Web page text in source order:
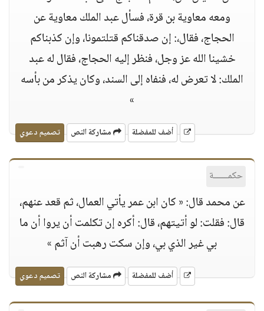
ومعه معاوية بن قرة، فسأل عبد الملك معاوية عن
الحجاج، فقال،: إن صدقناكم قتلتمونا، وإن كذبناكم
خشينا الله عز وجل، فنظر إليه الحجاج، فقال له عبد
الملك: لا تعرض له، فنفاه إلى السند، وكان يذكر من بأسه
»
أضف للمفضلة مشاركة النص تصميم دعوي
حكمــــــة
عن محمد قال: « كان ابن عمر يأتي العمال، ثم قعد عنهم،
قال: فقلت: لو أتيتهم، قال: أكره إن تكلمت أن يروا أن ما
بي غير الذي بي، وإن سكت رهبت أن آثم »
أضف للمفضلة مشاركة النص تصميم دعوي